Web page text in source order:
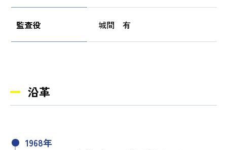
監査役 城間 有
沿革
1968年